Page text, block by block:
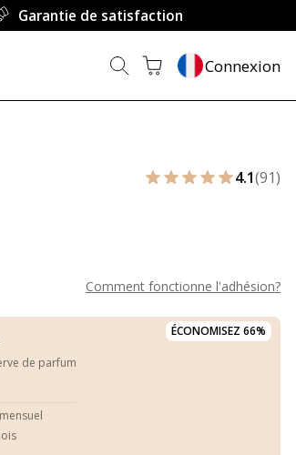
Garantie de satisfaction
Connexion
4.1(91)
Comment fonctionne l'adhésion?
ÉCONOMISEZ 66%
de parfum